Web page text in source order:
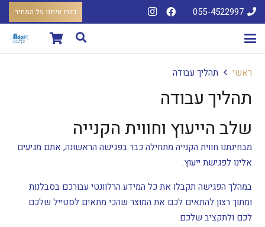
055-4522997 דברו איתנו על המחיר
ראשי תהליך עבודה
תהליך עבודה
שלב הייעוץ וחווית הקנייה
מבחינתנו חווית הקנייה מתחילה כבר בפגישה הראשונה, אתם מגיעים
אלינו לפגישת ייעוץ.
במהלך הפגישה תקבלו את כל המידע הרלוונטי עבורכם בסבלנות
ומתוך רצון להתאים לכם את המוצר שהכי מתאים לסטייל שלכם
לכם ולתקציב שלכם.